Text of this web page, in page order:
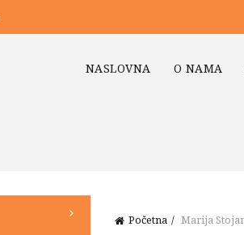
NASLOVNA O NAMA
Početna Marija